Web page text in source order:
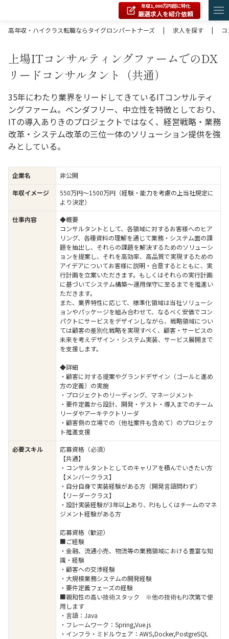
年収1,000万円超に特化
厳選求人を紹介依頼
高年収・ハイクラス転職ならタイグロンパートナーズ
| 求人を探す |
上場ITコンサルティングファームでのDX
リードコンサルタント（共通）
35年にわたり業界をリードしてきているITコンサルティ
ングファーム。ベンダフリー、中立性を特徴としており、
ITの導入ありきのプロジェクトではなく、経営戦略・業務
改革・システム改革の三位一体のソリューション提供を強
みとしている。
企業名
非公開
年収イメージ
550万円〜1500万円（経験・能力を考慮の上当社規定に
より決定）
仕事内容
◆概要
コンサルタントとして、各領域に対するお客様へのヒア
リング、各種資料の理解を通じて業務・システム面の課
題を抽出し、それらの課題を解決するためのソリューシ
ョンを提案し、それを高効率、高品質で実現するための
アイデアについてお客様に説明・合意するとともに、実
行計画を立案いただきます。もしくはそれらの実行計画
に基づいてシステム構築～運用保守に至るまでを推進い
ただきます。
また、業界特性に応じて、標準化領域は当社ソリューシ
ョンやパッケージを組み合わせて、なるべく安価でコン
パクトにサービスをデザインしながら、戦略領域につい
ては顧客の差別化戦略を実現すべく、顧客・サービスの
未来を考えデザイン・システム実装、サービス展開まで
を支援します。
◆詳細
・顧客に対する提案やグランドデザイン（ゴールと進め
方の定義）の実施
・プロジェクトのリーディング、マネージメント
・要件定義から設計、開発・テスト・導入までのチーム
リーダやアーキテクトリーダ
・顧客側の立場での（他社案件も含めて）のプロジェク
ト推進支援
必要スキル
応募資格（必須）
【共通】
・コンサルタントとしてのキャリアを積んでいきたい方
【メンバークラス】
・自分自身で実装経験がある方（開発言語問わず）
【リーダークラス】
・設計実装経験が3年以上あり、PJもしくはチームのマネ
ジメント経験がある方
応募資格（歓迎）
■ご経験
・金融、流通小売、物流等の業務領域における豊富な知
識・経験
・顧客への交渉経験
・大規模業務システムの開発経験
・要件定義フェーズの経験
■親和性の高い技術スタック ※他の技術もPJ次第で使
用します
・言語：Java
・フレームワーク：Spring,Vue.js
・インフラ・ミドルウェア：AWS,Docker,PostgreSQL